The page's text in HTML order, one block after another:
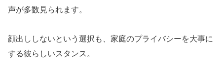
声が多数見られます。
顔出ししないという選択も、家庭のプライバシーを大事に
する彼らしいスタンス。